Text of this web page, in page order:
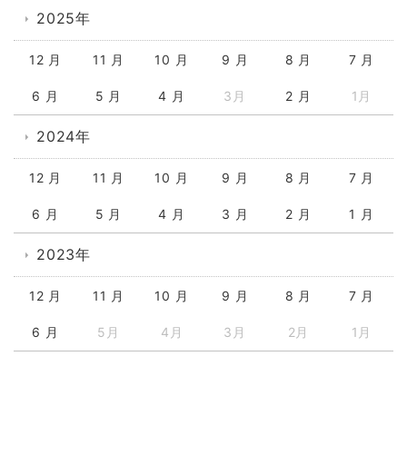
2025年
12 月 11 月 10 月 9 月 8 月 7 月
6 月 5 月 4 月 3月 2 月 1月
2024年
12 月 11 月 10 月 9 月 8 月 7 月
6 月 5 月 4 月 3 月 2 月 1 月
2023年
12 月 11 月 10 月 9 月 8 月 7 月
6 月 5月 4月 3月 2月 1月